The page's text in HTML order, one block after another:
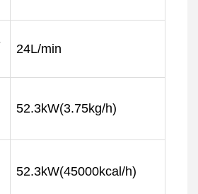
24L/min
52.3kW(3.75kg/h)
52.3kW(45000kcal/h)